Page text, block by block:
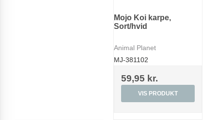
Mojo Koi karpe,
Sort/hvid
Animal Planet
MJ-381102
59,95 kr.
VIS PRODUKT